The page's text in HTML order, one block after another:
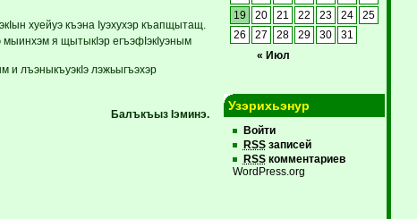
хуейуэ къэна Iуэхухэр къапщытащ.
я щытыкIэр егъэфIэкIуэным
и лъэныкъуэкIэ лэжьыгъэхэр
Балъкъыз Iэминэ.
« Июл
19
20 21 22 23 24
25
26
27 28 29 30 31
Узэрихьэнур
Войти
RSSзаписей
RSSкомментариев
WordPress.org